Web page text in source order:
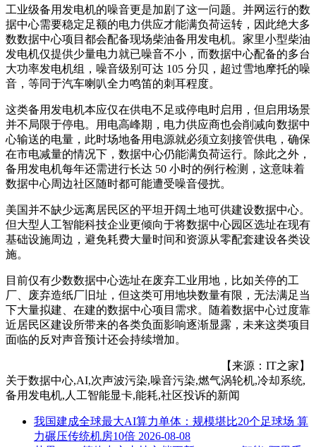
工业级备用发电机的噪音更是加剧了这一问题。并网运行的数
据中心需要稳定足额的电力供应才能满负荷运转，因此绝大多
数数据中心项目都会配备现场柴油备用发电机。家里小型柴油
发电机仅提供少量电力就已噪音不小，而数据中心配备的多台
大功率发电机组，噪音级别可达 105 分贝，超过雪地摩托的噪
音，等同于汽车喇叭全力鸣笛的刺耳程度。
这类备用发电机本应仅在供电不足或停电时启用，但启用场景
并不局限于停电。用电高峰期，电力供应商也会削减向数据中
心输送的电量，此时场地备用电源就必须立刻接管供电，确保
在市电减量的情况下，数据中心仍能满负荷运行。除此之外，
备用发电机每年还需进行长达 50 小时的例行检测，这意味着
数据中心周边社区随时都可能遭受噪音侵扰。
美国并不缺少远离居民区的平坦开阔土地可供建设数据中心。
但大型人工智能科技企业更倾向于将数据中心园区选址在现有
基础设施周边，避免耗费大量时间和资源从零配套建设各类设
施。
目前仅有少数数据中心选址在废弃工业用地，比如关停的工
厂、废弃造纸厂旧址，但这类可用地块数量有限，无法满足当
下大量拟建、在建的数据中心项目需求。随着数据中心过度靠
近居民区建设所带来的各类负面影响逐渐显露，未来这类项目
面临的反对声音预计还会持续增加。
【来源：IT之家】
关于数据中心,AI,次声波污染,噪音污染,燃气涡轮机,冷却系统,
备用发电机,人工智能显卡,能耗,社区投诉的新闻
我国建成全球最大AI算力单体：规模堪比20个足球场 算
力碾压传统机房10倍 2026-08-08